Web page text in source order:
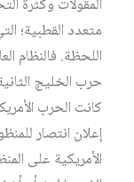
المقولات وكثرة
متعدد القطبية؛
اللحظة. فالنظام
حرب الخليج
إعلان انتصار
الأمريكية على